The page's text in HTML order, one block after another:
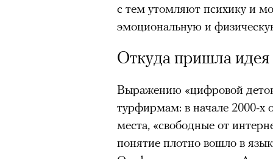
с тем утомляют психику и
эмоциональную и
Откуда пришла
Выражению «цифровой
турфирмам: в начале 2000-х
места, «свободные от
понятие плотно вошло в
тянет с новой
Подписывайтесь на